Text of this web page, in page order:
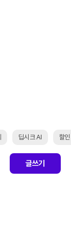
딥시크 AI 할
글쓰기